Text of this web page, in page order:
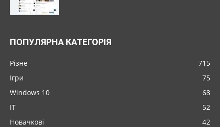
ПОПУЛЯРНА КАТЕГОРІЯ
Різне
715
Ігри
75
Windows 10
68
IT
52
Новачкові
42